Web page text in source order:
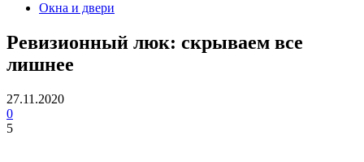
Окна и двери
Ревизионный люк: скрываем все
лишнее
27.11.2020
0
5